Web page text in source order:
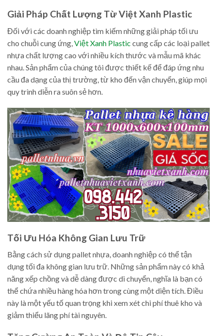
Giải Pháp Chất Lượng Từ Việt Xanh Plastic
Đối với các doanh nghiệp tìm kiếm những giải pháp tối ưu
cho chuỗi cung ứng,Việt Xanh Plastic cung cấp các loại pallet
nhựa chất lượng cao với nhiều kích thước và mẫu mã khác
nhau. Sản phẩm của chúng tôi được thiết kế để đáp ứng nhu
cầu đa dạng của thị trường, từ kho đến vận chuyển, giúp mọi
quy trình diễn ra suôn sẻ hơn.
Tối Ưu Hóa Không Gian Lưu Trữ
Bằng cách sử dụng pallet nhựa, doanh nghiệp có thể tận
dụng tối đa không gian lưu trữ. Những sản phẩm này có khả
năng xếp chồng và dễ dàng được di chuyển, nghĩa là bạn có
thể chứa nhiều hàng hóa hơn trong cùng một diện tích. Điều
này là một yếu tố quan trọng khi xem xét chi phí thuê kho và
giảm thiểu lãng phí tài nguyên.